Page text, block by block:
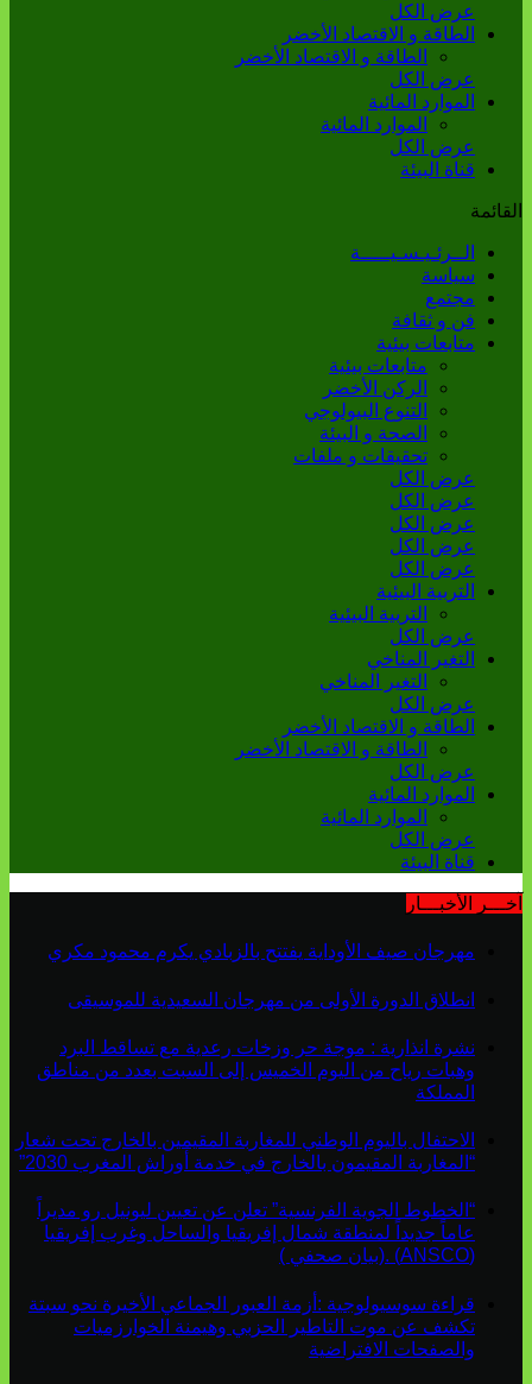
عرض الكل
الطاقة و الاقتصاد الأخضر
الطاقة و الاقتصاد الأخضر
عرض الكل
الموارد المائية
الموارد المائية
عرض الكل
قناة البيئة
القائمة
الــرئـيـسـيـــــة
سياسة
مجتمع
فن و ثقافة
متابعات بيئية
متابعات بيئية
الركن الأخضر
التنوع البيولوجي
الصحة و البيئة
تحقيقات و ملفات
عرض الكل
عرض الكل
عرض الكل
عرض الكل
عرض الكل
التربية البيئية
التربية البيئية
عرض الكل
التغير المناخي
التغير المناخي
عرض الكل
الطاقة و الاقتصاد الأخضر
الطاقة و الاقتصاد الأخضر
عرض الكل
الموارد المائية
الموارد المائية
عرض الكل
قناة البيئة
آخـــر الأخبـــار
مهرجان صيف الأوداية يفتتح بالزبادي يكرم محمود مكري
انطلاق الدورة الأولى من مهرجان السعيدية للموسيقى
نشرة انذارية : موجة حر وزخات رعدية مع تساقط البرد
وهبات رياح من اليوم الخميس إلى السبت بعدد من مناطق
المملكة
الاحتفال باليوم الوطني للمغاربة المقيمين بالخارج تحت شعار
“المغاربة المقيمون بالخارج في خدمة أوراش المغرب 2030”
“الخطوط الجوية الفرنسية” تعلن عن تعيين ليونيل رو مديراً
عاماً جديداً لمنطقة شمال إفريقيا والساحل وغرب إفريقيا
(ANSCO) .(بيان صحفي )
قراءة سوسيولوجية :أزمة العبور الجماعي الأخيرة نحو سبتة
تكشف عن موت التاطير الحزبي وهيمنة الخوارزميات
والصفحات الافتراضية